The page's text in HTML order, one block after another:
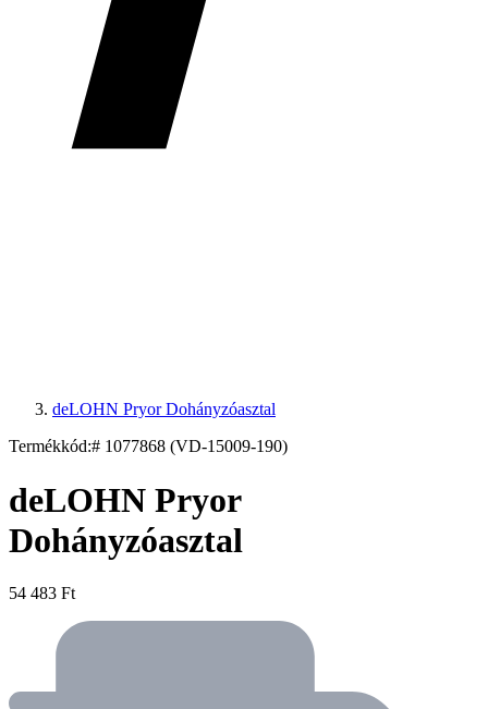
deLOHN Pryor Dohányzóasztal
Termékkód:# 1077868 (VD-15009-190)
deLOHN Pryor
Dohányzóasztal
54 483 Ft